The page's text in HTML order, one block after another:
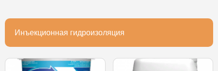
Инъекционная гидроизоляция